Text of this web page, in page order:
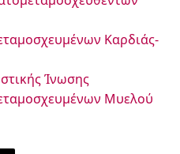
Καρδιάς-
Ίνωσης
Μυελού